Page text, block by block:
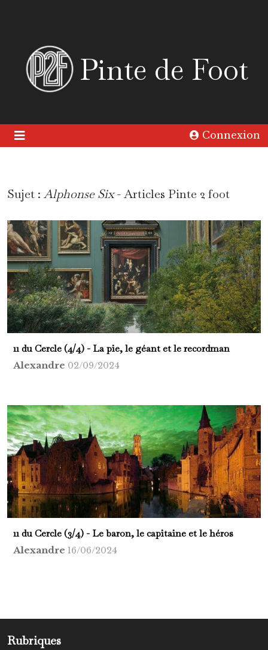
Pinte de Foot
Connexion
Sujet :Alphonse Six- Articles Pinte 2 foot
11 du Cercle (4/4) - La pie, le géant et le recordman
Alexandre 02/09/2024
11 du Cercle (3/4) - Le baron, le capitaine et le héros
Alexandre 16/06/2024
Rubriques